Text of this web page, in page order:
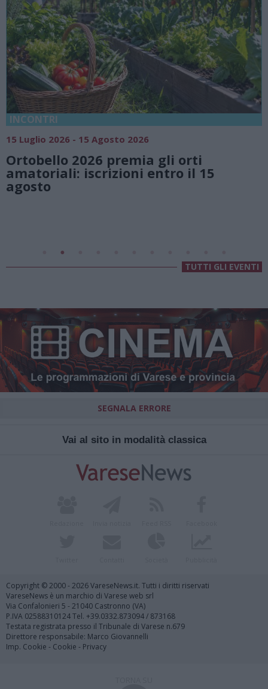
18 Luglio 2026 - 15 Agosto 2026
Vivi l’estate a Villa Fogazzaro Roi.
natura e atmosfere senza tempo
Lago di Lugano
TUTTI GLI EVENTI
SEGNALA ERRORE
Vai al sito in modalità classica
Copyright © 2000 - 2026 VareseNews.it. Tutti i diritti riservati
VareseNews è un marchio di Varese web srl
Via Confalonieri 5 - 21040 Castronno (VA)
P.IVA 02588310124 Tel. +39.0332.873094 / 873168
Testata registrata presso il Tribunale di Varese n.679
Direttore responsabile: Marco Giovannelli
Imp. Cookie - Cookie - Privacy